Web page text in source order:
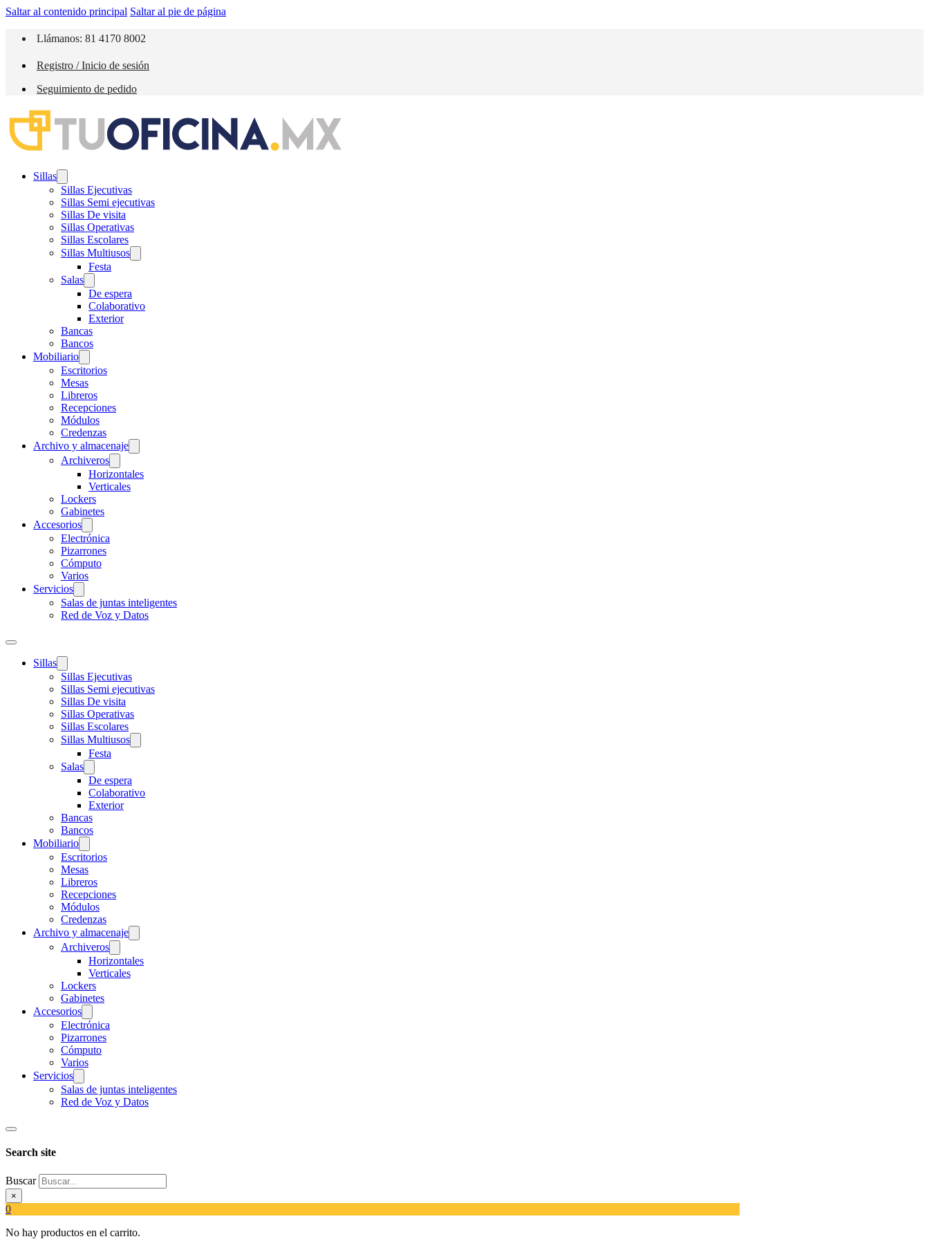
Saltar al contenido principal Saltar al pie de página
Llámanos: 81 4170 8002
Registro / Inicio de sesión
Seguimiento de pedido
Sillas
Sillas Ejecutivas
Sillas Semi ejecutivas
Sillas De visita
Sillas Operativas
Sillas Escolares
Sillas Multiusos
Festa
Salas
De espera
Colaborativo
Exterior
Bancas
Bancos
Mobiliario
Escritorios
Mesas
Libreros
Recepciones
Módulos
Credenzas
Archivo y almacenaje
Archiveros
Horizontales
Verticales
Lockers
Gabinetes
Accesorios
Electrónica
Pizarrones
Cómputo
Varios
Servicios
Salas de juntas inteligentes
Red de Voz y Datos
Sillas
Sillas Ejecutivas
Sillas Semi ejecutivas
Sillas De visita
Sillas Operativas
Sillas Escolares
Sillas Multiusos
Festa
Salas
De espera
Colaborativo
Exterior
Bancas
Bancos
Mobiliario
Escritorios
Mesas
Libreros
Recepciones
Módulos
Credenzas
Archivo y almacenaje
Archiveros
Horizontales
Verticales
Lockers
Gabinetes
Accesorios
Electrónica
Pizarrones
Cómputo
Varios
Servicios
Salas de juntas inteligentes
Red de Voz y Datos
Search site
Buscar
×
0
No hay productos en el carrito.